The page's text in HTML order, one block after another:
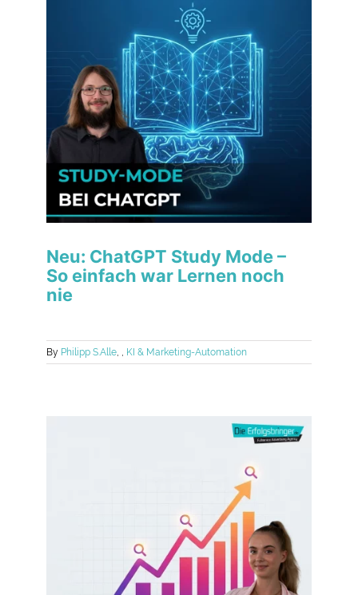
Neu: ChatGPT Study Mode –
So einfach war Lernen noch
nie
By Philipp S.Alle, , KI & Marketing-Automation